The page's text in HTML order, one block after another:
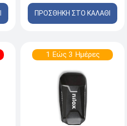
ΠΡΟΣΘΗΚΗ ΣΤΟ ΚΑΛΑΘΙ
1 Εώς 3 Ημέρες